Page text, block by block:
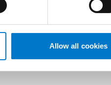
Allow all cookies